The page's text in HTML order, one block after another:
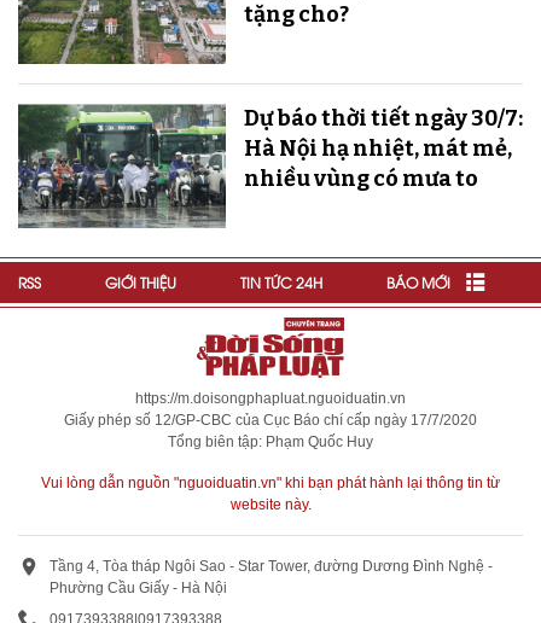
tặng cho?
Dự báo thời tiết ngày 30/7:
Hà Nội hạ nhiệt, mát mẻ,
nhiều vùng có mưa to
RSS GIỚI THIỆU TIN TỨC 24H BÁO MỚI
https://m.doisongphapluat.nguoiduatin.vn
Giấy phép số 12/GP-CBC của Cục Báo chí cấp ngày 17/7/2020
Tổng biên tập: Phạm Quốc Huy
Vui lòng dẫn nguồn "nguoiduatin.vn" khi bạn phát hành lại thông tin từ
website này.
Tầng 4, Tòa tháp Ngôi Sao - Star Tower, đường Dương Đình Nghệ -
Phường Cầu Giấy - Hà Nội
0917393388 0917393388